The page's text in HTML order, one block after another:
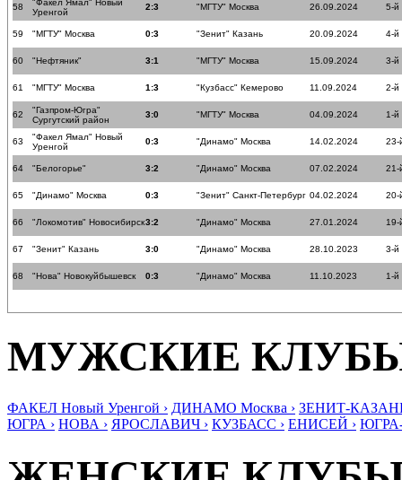
58
"Факел Ямал" Новый
Уренгой
2:3 "МГТУ" Москва 26.09.2024 5-й
59 "МГТУ" Москва 0:3 "Зенит" Казань 20.09.2024 4-й
60 "Нефтяник" 3:1 "МГТУ" Москва 15.09.2024 3-й
61 "МГТУ" Москва 1:3 "Кузбасс" Кемерово 11.09.2024 2-й
62
"Газпром-Югра"
Сургутский район
3:0 "МГТУ" Москва 04.09.2024 1-й
63
"Факел Ямал" Новый
Уренгой
0:3 "Динамо" Москва 14.02.2024 23-
64 "Белогорье" 3:2 "Динамо" Москва 07.02.2024 21-
65 "Динамо" Москва 0:3 "Зенит" Санкт-Петербург 04.02.2024 20-
66 "Локомотив" Новосибирск3:2 "Динамо" Москва 27.01.2024 19-
67 "Зенит" Казань 3:0 "Динамо" Москва 28.10.2023 3-й
68 "Нова" Новокуйбышевск 0:3 "Динамо" Москва 11.10.2023 1-й
МУЖСКИЕ
ФАКЕЛ Новый Уренгой › ДИНАМО Москва › ЗЕНИТ-
ЮГРА › НОВА › ЯРОСЛАВИЧ › КУЗБАСС › ЕНИСЕЙ ›